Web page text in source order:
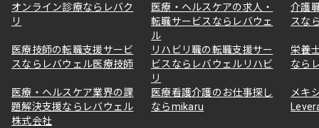
オンライン診療ならレバク
リ
医療・ヘルスケアの求人・
転職サービスならレバウェ
ル
介護
スな
医療技師の転職支援サービ
スならレバウェル医療技師
リハビリ職の転職支援サー
ビスならレバウェルリハビ
リ
栄養
なら
医療・ヘルスケア業界の課
題解決支援ならレバウェル
株式会社
医療看護介護のお仕事探し
ならmikaru
メキ